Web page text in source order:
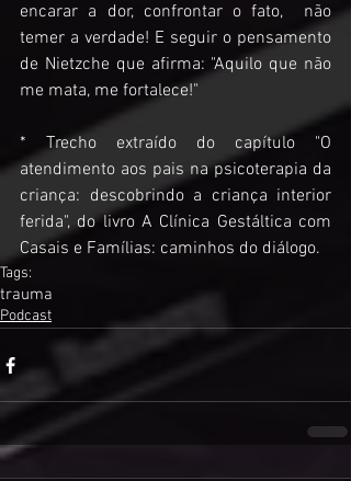
encarar a dor, confrontar o fato,  não
temer a verdade! E seguir o pensamento
de Nietzche que afirma: "Aquilo que não
me mata, me fortalece!"
* Trecho extraído do capítulo "O
atendimento aos pais na psicoterapia da
criança: descobrindo a criança interior
ferida", do livro A Clínica Gestáltica com
Casais e Famílias: caminhos do diálogo.
Tags:
trauma
Podcast